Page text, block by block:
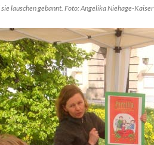
lauschen gebannt. Foto: Angelika Niehage-Kaiser